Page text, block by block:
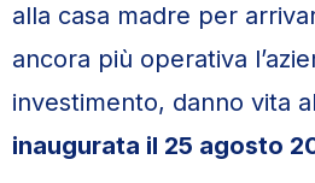
alla casa madre per
ancora più operativa
investimento, danno vita
inaugurata il 25 agosto